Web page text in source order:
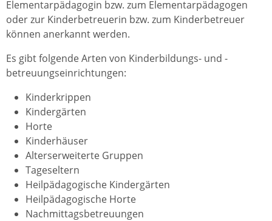
Elementarpädagogin bzw. zum Elementarpädagogen
oder zur Kinderbetreuerin bzw. zum Kinderbetreuer
können anerkannt werden.
Es gibt folgende Arten von Kinderbildungs- und -
betreuungseinrichtungen:
Kinderkrippen
Kindergärten
Horte
Kinderhäuser
Alterserweiterte Gruppen
Tageseltern
Heilpädagogische Kindergärten
Heilpädagogische Horte
Nachmittagsbetreuungen